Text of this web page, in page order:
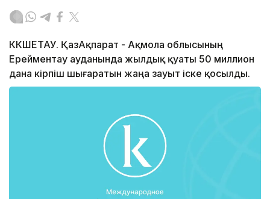
КӨКШЕТАУ. ҚазАқпарат - Ақмола облысының
Ерейментау ауданында жылдық қуаты 50 миллион
дана кірпіш шығаратын жаңа зауыт іске қосылды.